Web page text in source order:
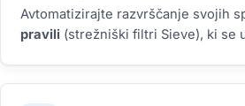
Avtomatizirajte razvrščanje svojih
pravili (strežniški filtri Sieve), ki se